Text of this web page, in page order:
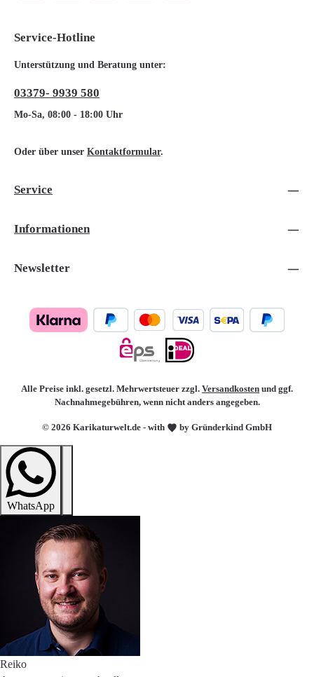
Service-Hotline
Unterstützung und Beratung unter:
03379- 9939 580
Mo-Sa, 08:00 - 18:00 Uhr
Oder über unser Kontaktformular.
Service
Informationen
Newsletter
© 2026 Karikaturwelt.de - with by Gründerkind GmbH
Alle Preise inkl. gesetzl. Mehrwertsteuer zzgl. Versandkosten und ggf.
Nachnahmegebühren, wenn nicht anders angegeben.
WhatsApp
Reiko